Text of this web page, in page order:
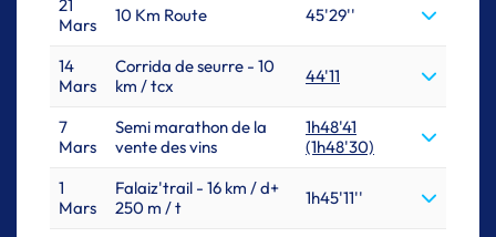
21
Mars
10 Km Route 45'29''
14
Mars
Corrida de seurre - 10
km / tcx
44'11
7
Mars
Semi marathon de la
vente des vins
1h48'41
(1h48'30)
1
Mars
Falaiz'trail - 16 km / d+
250 m / t
1h45'11''